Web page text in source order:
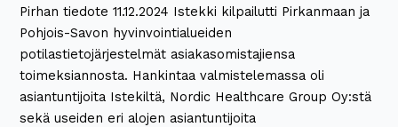
Pirhan tiedote 11.12.2024 Istekki kilpailutti Pirkanmaan ja
Pohjois-Savon hyvinvointialueiden
potilastietojärjestelmät asiakasomistajiensa
toimeksiannosta. Hankintaa valmistelemassa oli
asiantuntijoita Istekiltä, Nordic Healthcare Group Oy:stä
sekä useiden eri alojen asiantuntijoita